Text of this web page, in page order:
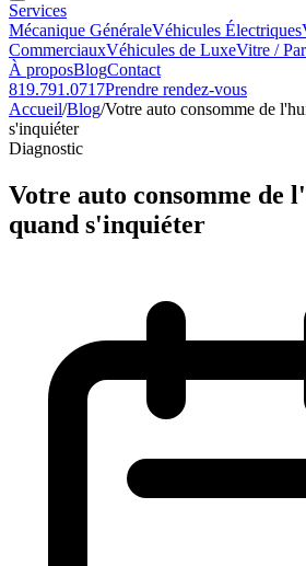
Services
Mécanique GénéraleVéhicules Électriques
CommerciauxVéhicules de LuxeVitre /
À proposBlogContact
819.791.0717Prendre rendez-vous
Accueil/Blog/Votre auto consomme de
s'inquiéter
Diagnostic
Votre auto consomme de
quand s'inquiéter